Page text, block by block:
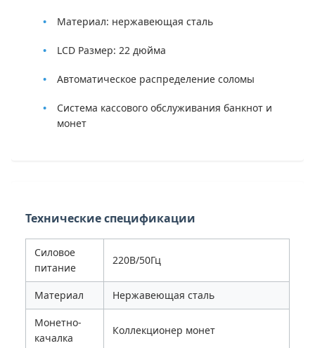
Материал: нержавеющая сталь
LCD Размер: 22 дюйма
Автоматическое распределение соломы
Система кассового обслуживания банкнот и
монет
Технические спецификации
Силовое
питание
220В/50Гц
Материал Нержавеющая сталь
Монетно-
качалка
Коллекционер монет